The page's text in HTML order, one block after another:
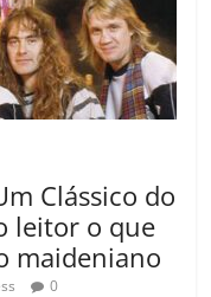
Clássico do
leitor o que
maideniano
0